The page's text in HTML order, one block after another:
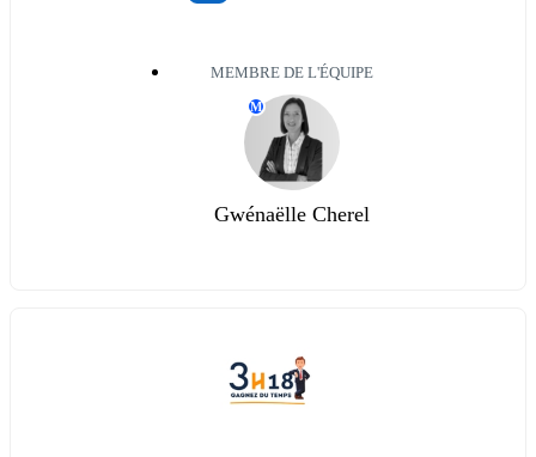
MEMBRE DE L'ÉQUIPE
M
Gwénaëlle Cherel